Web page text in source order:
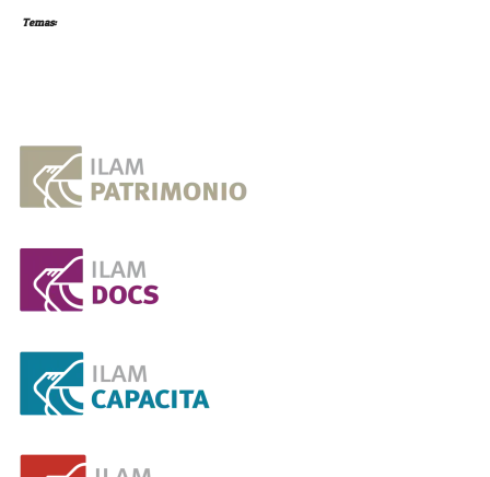
Temas: